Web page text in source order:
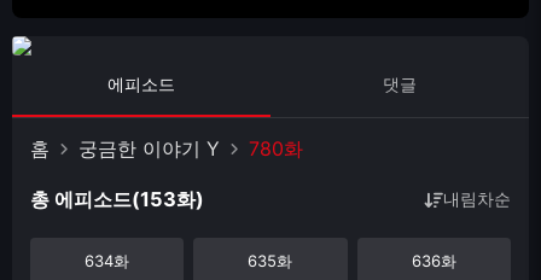
에피소드 댓글
홈 궁금한 이야기 Y 780화
총 에피소드(153화) 내림차순
634화 635화 636화